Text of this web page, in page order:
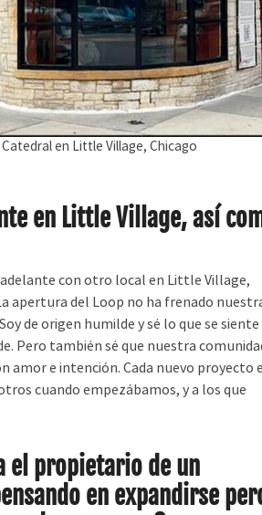
Catedral en Little Village, Chicago
en Little Village, así
con otro local en Little Village,
apertura del Loop no ha frenado
de origen humilde y sé lo que se siente
Pero también sé que nuestra
amor e intención. Cada nuevo proyecto
cuando empezábamos, y a los que
el propietario de un
en expandirse